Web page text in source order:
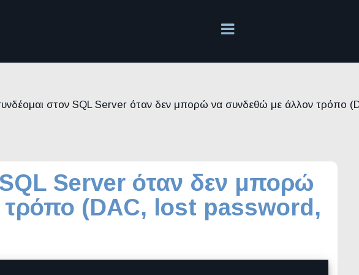
στον SQL Server όταν δεν μπορώ να συνδεθώ με άλλον τρόπο
Server όταν δεν μπορώ
(DAC, lost password,